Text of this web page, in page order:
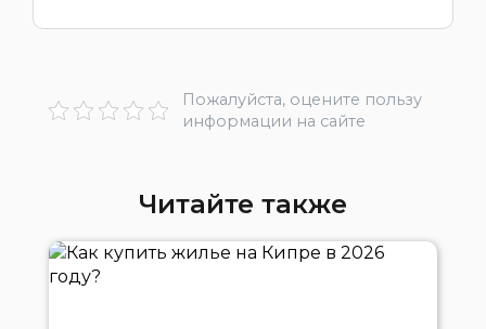
Пожалуйста, оцените пользу
информации на сайте
Читайте также